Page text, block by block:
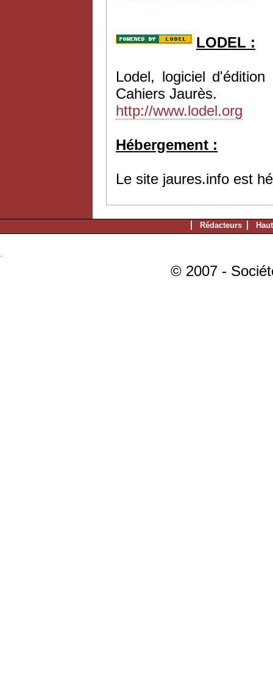
LODEL :
Lodel, logiciel
Cahiers Jaurès.
http://www.lodel.org
Hébergement :
Le site jaures.info est
Rédacteurs
© 2007 -